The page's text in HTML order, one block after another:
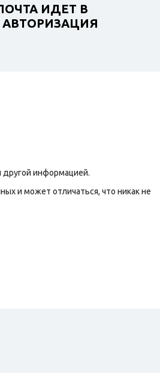
ИДЕТ В
другой информацией.
и может отличаться, что никак не